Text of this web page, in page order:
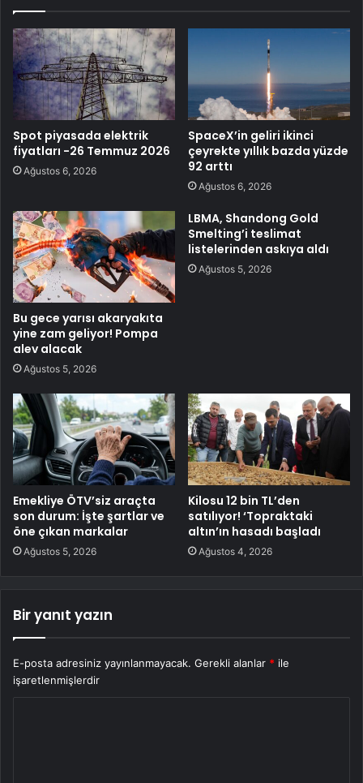
Spot piyasada elektrik
fiyatları -26 Temmuz 2026
Ağustos 6, 2026
SpaceX’in geliri ikinci
çeyrekte yıllık bazda yüzde
92 arttı
Ağustos 6, 2026
Bu gece yarısı akaryakıta
yine zam geliyor! Pompa
alev alacak
Ağustos 5, 2026
LBMA, Shandong Gold
Smelting’i teslimat
listelerinden askıya aldı
Ağustos 5, 2026
Emekliye ÖTV’siz araçta
son durum: İşte şartlar ve
öne çıkan markalar
Ağustos 5, 2026
Kilosu 12 bin TL’den
satılıyor! ‘Topraktaki
altın’ın hasadı başladı
Ağustos 4, 2026
Bir yanıt yazın
E-posta adresiniz yayınlanmayacak. Gerekli alanlar * ile
işaretlenmişlerdir